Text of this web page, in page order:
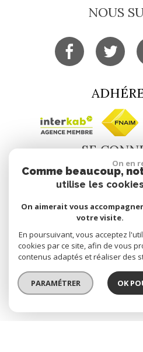
NOUS
SE
Espace
© 2026 | Tous droits réservés |
Plan du site Mentions légales
On en
Comme beaucoup,
utilise les
On aimerait vous
votre visite.
En poursuivant, vous acceptez
cookies par ce site, afin de vous
contenus adaptés et réaliser des
PARAMÉTRER OK